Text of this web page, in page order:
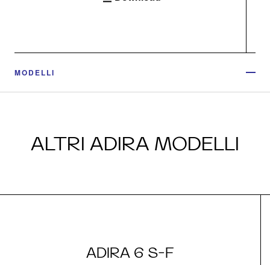
MODELLI
ALTRI ADIRA MODELLI
ADIRA 6 S-F